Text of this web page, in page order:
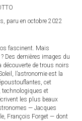
paru en octobre 2022
fascinent. Mais
Des dernières images du
découverte de trous noirs
l’astronomie est la
cet
et
les plus beaux
— Jacques
François Forget — dont